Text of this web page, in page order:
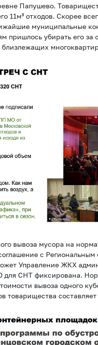
Папушево.
11м³ отходов. Скорее
муниципальные
пришлось убирать его за
близлежащих
вывоза мусора на
с
Управление ЖКХ
для СНТ фиксирована.
вывоза одного
товарищества